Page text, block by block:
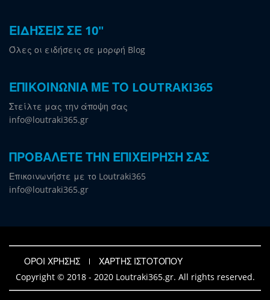
ΕΙΔΗΣΕΙΣ ΣΕ 10"
Όλες οι ειδήσεις σε μορφή Blog
ΕΠΙΚΟΙΝΩΝΙΑ ΜΕ ΤΟ LOUTRAKI365
Στείλτε μας την άποψη σας
info@loutraki365.gr
ΠΡΟΒΑΛΕΤΕ ΤΗΝ ΕΠΙΧΕΙΡΗΣΗ ΣΑΣ
Επικοινωνήστε με το Loutraki365
info@loutraki365.gr
ΟΡΟΙ ΧΡΗΣΗΣ
ΧΑΡΤΗΣ ΙΣΤΟΤΟΠΟΥ
Copyright © 2018 - 2020 Loutraki365.gr. All rights reserved.